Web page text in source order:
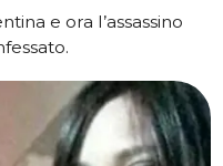
e ora l’assassino